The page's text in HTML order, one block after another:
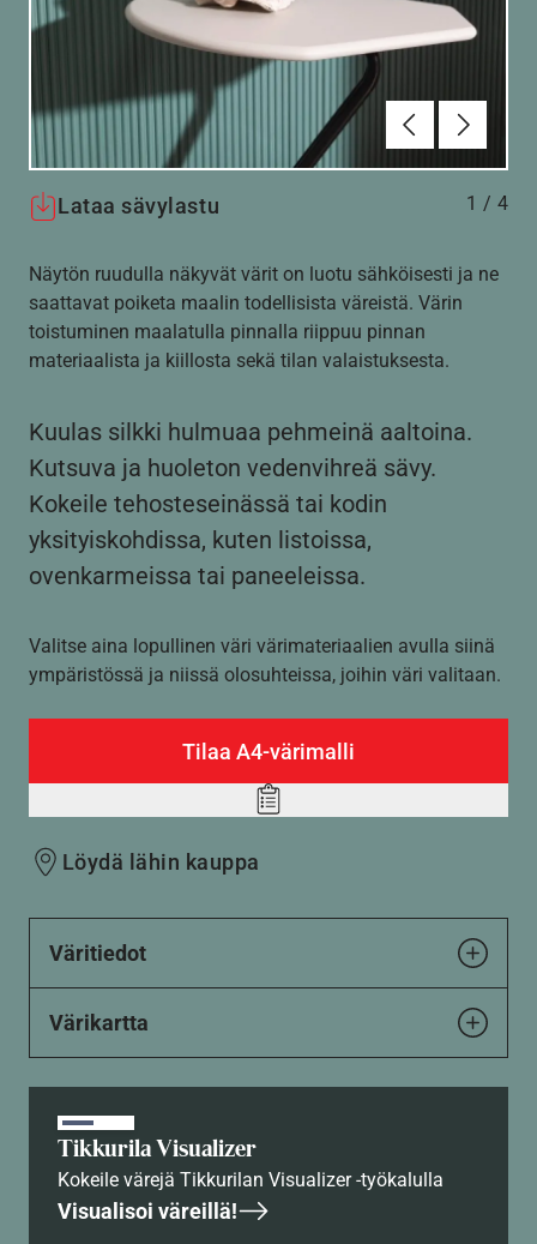
Edellinen
Lataa sävylastu 1 / 4
Näytön ruudulla näkyvät värit on luotu sähköisesti ja ne
saattavat poiketa maalin todellisista väreistä. Värin
toistuminen maalatulla pinnalla riippuu pinnan
materiaalista ja kiillosta sekä tilan valaistuksesta.
Kuulas silkki hulmuaa pehmeinä aaltoina.
Kutsuva ja huoleton vedenvihreä sävy.
Kokeile tehosteseinässä tai kodin
yksityiskohdissa, kuten listoissa,
ovenkarmeissa tai paneeleissa.
Valitse aina lopullinen väri värimateriaalien avulla siinä
ympäristössä ja niissä olosuhteissa, joihin väri valitaan.
Tilaa A4-värimalli
Add
Löydä lähin kauppa
Väritiedot
Värikartta
Tikkurila Visualizer
Kokeile värejä Tikkurilan Visualizer -työkalulla
Visualisoi väreillä!